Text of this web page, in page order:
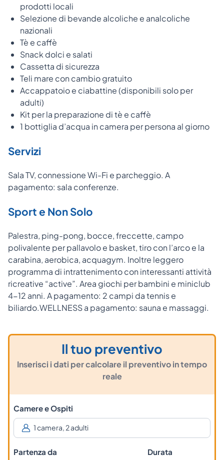
prodotti locali
Selezione di bevande alcoliche e analcoliche
nazionali
Tè e caffè
Snack dolci e salati
Cassetta di sicurezza
Teli mare con cambio gratuito
Accappatoio e ciabattine (disponibili solo per
adulti)
Kit per la preparazione di tè e caffè
1 bottiglia d’acqua in camera per persona al giorno
Servizi
Sala TV, connessione Wi-Fi e parcheggio. A
pagamento: sala conferenze.
Sport e Non Solo
Palestra, ping-pong, bocce, freccette, campo
polivalente per pallavolo e basket, tiro con l’arco e la
carabina, aerobica, acquagym. Inoltre leggero
programma di intrattenimento con interessanti attività
ricreative “active”. Area giochi per bambini e miniclub
4-12 anni. A pagamento: 2 campi da tennis e
biliardo.WELLNESS a pagamento: sauna e massaggi.
Il tuo preventivo
Inserisci i dati per calcolare il preventivo in tempo
reale
Camere e Ospiti
Partenza da Durata